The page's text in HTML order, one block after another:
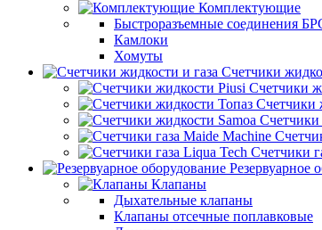
Комплектующие
Быстроразъемные соединения
Камлоки
Хомуты
Счетчики
Счетчики
Счетчики
Счетчики
Счетчики
Резервуарное
Клапаны
Дыхательные клапаны
Клапаны отсечные поплавковые